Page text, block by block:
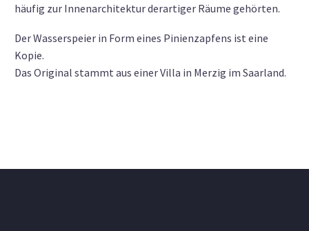
häufig zur Innenarchitektur derartiger Räume gehörten.
Der Wasserspeier in Form eines Pinienzapfens ist eine
Kopie.
Das Original stammt aus einer Villa in Merzig im Saarland.